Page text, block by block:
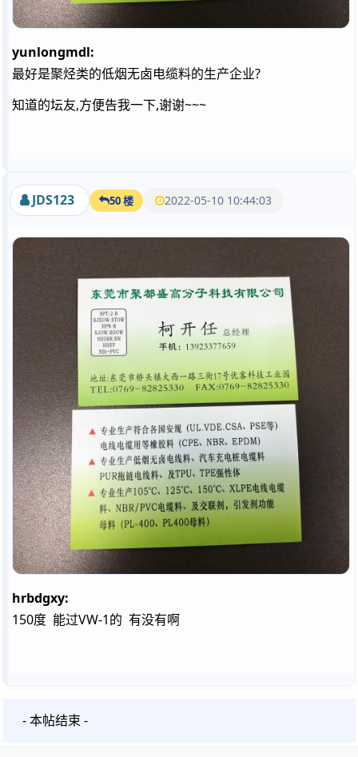
yunlongmdl:
最好是聚烃类的低烟无卤电缆料的生产企业?
知道的坛友,方便告我一下,谢谢~~~
JDS123 50 楼 2022-05-10 10:44:03
hrbdgxy:
150度 能过VW-1的 有没有啊
- 本帖结束 -